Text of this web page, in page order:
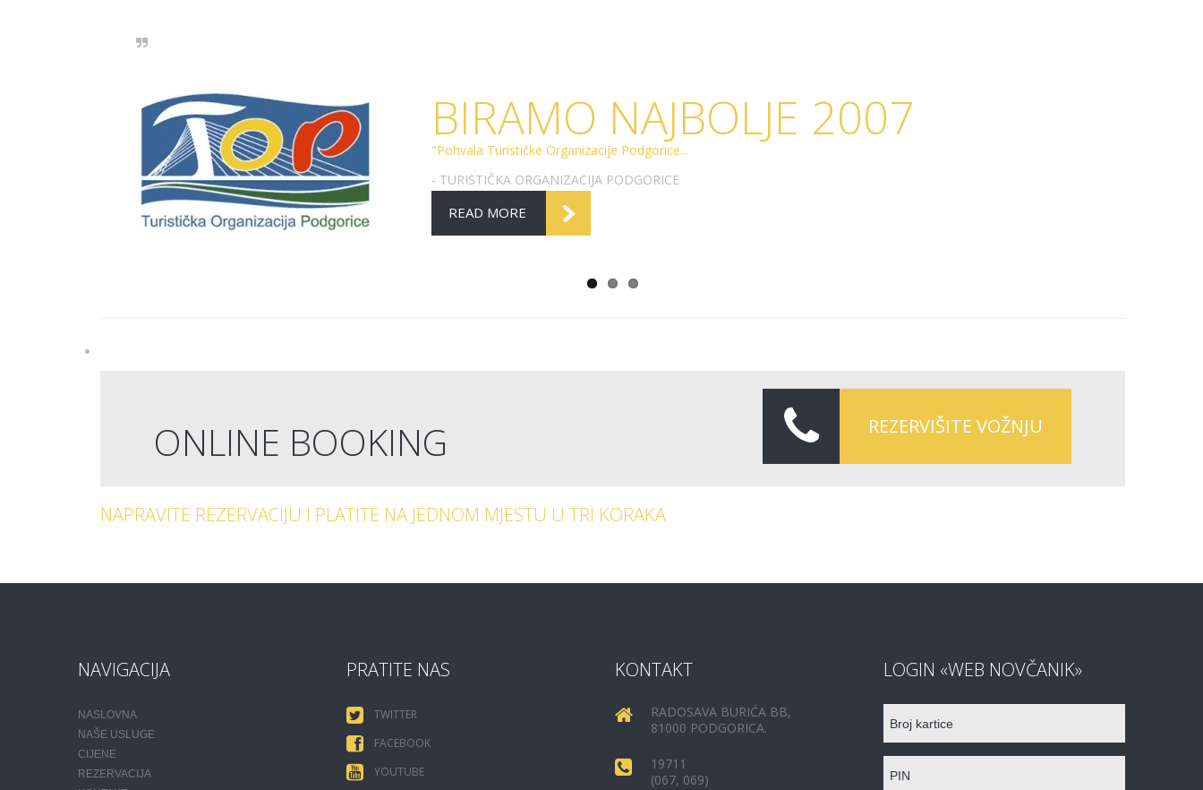
BIRAMO NAJBOLJE 2007
"Pohvala Turističke Organizacije Podgorice...
- TURISTIČKA ORGANIZACIJA PODGORICE
READ MORE
ONLINE BOOKING REZERVIŠITE VOŽNJU
NAPRAVITE REZERVACIJU I PLATITE NA JEDNOM MJESTU U TRI KORAKA
NAVIGACIJA
NASLOVNA
NAŠE USLUGE
CIJENE
REZERVACIJA
PRATITE NAS
TWITTER
FACEBOOK
YOUTUBE
KONTAKT
RADOSAVA BURIĆA BB,
81000 PODGORICA.
19711
(067, 069)
LOGIN «WEB NOVČANIK»